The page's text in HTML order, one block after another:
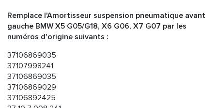
Remplace l'Amortisseur suspension pneumatique avant
gauche BMW X5 G05/G18, X6 G06, X7 G07 par les
numéros d'origine suivants :
37106869035
37107998241
37106869035
37106869029
37106892425